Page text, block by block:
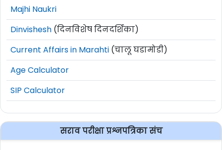
Majhi Naukri
Dinvishesh (दिनविशेष दिनदर्शिका)
Current Affairs in Marahti (चालू घडामोडी)
Age Calculator
SIP Calculator
सराव परीक्षा प्रश्नपत्रिका संच